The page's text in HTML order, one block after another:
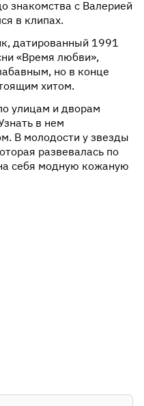
знакомства с Валерией
в клипах.
датированный 1991
«Время любви»,
но в конце
хитом.
улицам и дворам
в нем
В молодости у звезды
развевалась по
себя модную кожаную